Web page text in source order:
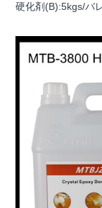
硬化剤(B):5kgs/バ